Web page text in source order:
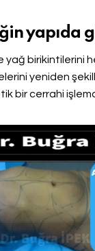
yapıda
yağ birikintilerini
yeniden
bir cerrahi